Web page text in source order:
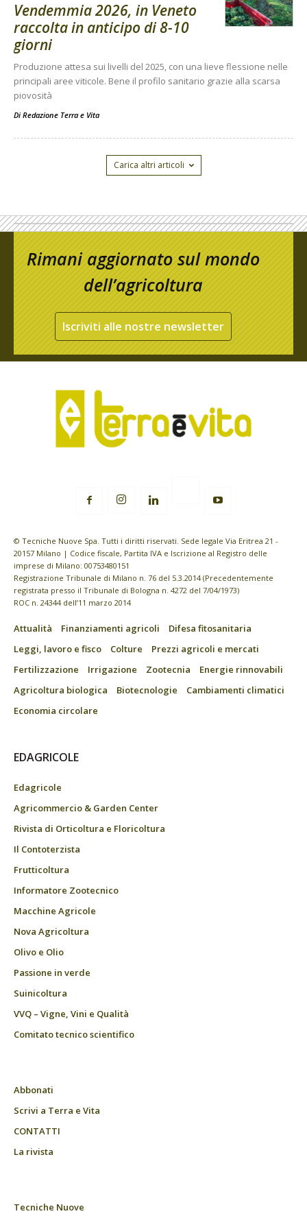
Vendemmia 2026, in Veneto
raccolta in anticipo di 8-10
giorni
Produzione attesa sui livelli del 2025, con una lieve flessione nelle
principali aree viticole. Bene il profilo sanitario grazie alla scarsa
piovosità
Di Redazione Terra e Vita
Carica altri articoli
Rimani aggiornato sul mondo
dell’agricoltura
Iscriviti alle nostre newsletter
© Tecniche Nuove Spa. Tutti i diritti riservati. Sede legale Via Eritrea 21 -
20157 Milano | Codice fiscale, Partita IVA e Iscrizione al Registro delle
imprese di Milano: 00753480151
Registrazione Tribunale di Milano n. 76 del 5.3.2014 (Precedentemente
registrata presso il Tribunale di Bologna n. 4272 del 7/04/1973)
ROC n. 24344 dell’11 marzo 2014
Attualità Finanziamenti agricoli
Difesa fitosanitaria
Leggi, lavoro e fisco
Colture
Prezzi agricoli e mercati
Fertilizzazione
Irrigazione Zootecnia
Energie rinnovabili
Agricoltura biologica
Biotecnologie
Cambiamenti climatici
Economia circolare
EDAGRICOLE
Edagricole
Agricommercio & Garden Center
Rivista di Orticoltura e Floricoltura
Il Contoterzista
Frutticoltura
Informatore Zootecnico
Macchine Agricole
Nova Agricoltura
Olivo e Olio
Passione in verde
Suinicoltura
VVQ – Vigne, Vini e Qualità
Comitato tecnico scientifico
Abbonati
Scrivi a Terra e Vita
CONTATTI
La rivista
Tecniche Nuove